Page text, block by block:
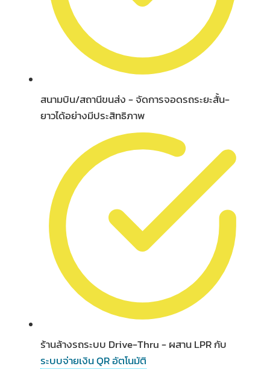
สนามบิน/สถานีขนส่ง - จัดการจอดรถระยะสั้น-
ยาวได้อย่างมีประสิทธิภาพ
ร้านล้างรถระบบ Drive-Thru - ผสาน LPR กับ
ระบบจ่ายเงิน QR อัตโนมัติ